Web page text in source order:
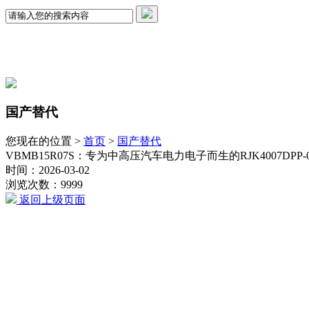
国产替代
您现在的位置 > 首页 > 国产替代
VBMB15R07S：专为中高压汽车电力电子而生的
时间：2026-03-02
浏览次数：9999
返回上级页面